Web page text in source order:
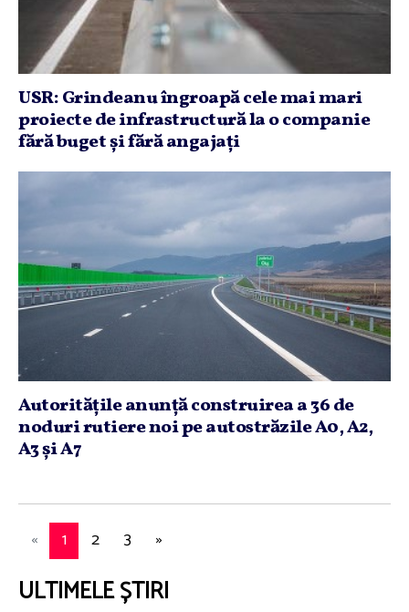
USR: Grindeanu îngroapă cele mai mari
proiecte de infrastructură la o companie
fără buget şi fără angajaţi
Autorităţile anunţă construirea a 36 de
noduri rutiere noi pe autostrăzile A0, A2,
A3 şi A7
« 1 2 3 »
ULTIMELE ȘTIRI